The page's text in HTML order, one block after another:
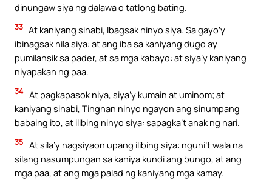
dinungaw siya ng dalawa o tatlong bating.
33 At kaniyang sinabi, Ibagsak ninyo siya. Sa gayo’y
ibinagsak nila siya: at ang iba sa kaniyang dugo ay
pumilansik sa pader, at sa mga kabayo: at siya’y kaniyang
niyapakan ng paa.
34 At pagkapasok niya, siya’y kumain at uminom; at
kaniyang sinabi, Tingnan ninyo ngayon ang sinumpang
babaing ito, at ilibing ninyo siya: sapagka’t anak ng hari.
35 At sila’y nagsiyaon upang ilibing siya: nguni’t wala na
silang nasumpungan sa kaniya kundi ang bungo, at ang
mga paa, at ang mga palad ng kaniyang mga kamay.